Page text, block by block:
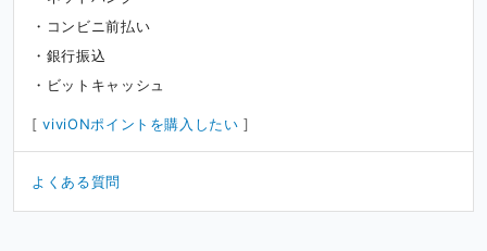
コンビニ前払い
銀行振込
ビットキャッシュ
[viviONポイントを購入したい ]
よくある質問